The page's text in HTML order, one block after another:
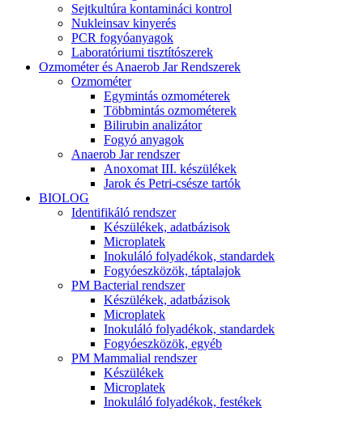
Sejtkultúra kontamináci kontrol
Nukleinsav kinyerés
PCR fogyóanyagok
Laboratóriumi tisztítószerek
Ozmométer és Anaerob Jar Rendszerek
Ozmométer
Egymintás ozmométerek
Többmintás ozmométerek
Bilirubin analizátor
Fogyó anyagok
Anaerob Jar rendszer
Anoxomat III. készülékek
Jarok és Petri-csésze tartók
BIOLOG
Identifikáló rendszer
Készülékek, adatbázisok
Microplatek
Inokuláló folyadékok, standardek
Fogyóeszközök, táptalajok
PM Bacterial rendszer
Készülékek, adatbázisok
Microplatek
Inokuláló folyadékok, standardek
Fogyóeszközök, egyéb
PM Mammalial rendszer
Készülékek
Microplatek
Inokuláló folyadékok, festékek